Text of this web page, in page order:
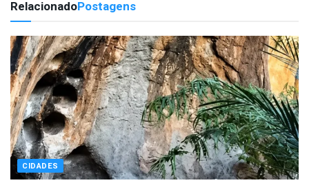
RelacionadoPostagens
CIDADES